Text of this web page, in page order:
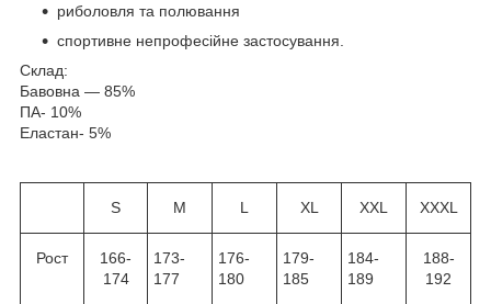
риболовля та полювання
спортивне непрофесійне застосування.
Склад:
Бавовна — 85%
ПА- 10%
Еластан- 5%
S M L XL XXL XXXL
Рост
166-
174
173-
177
176-
180
179-
185
184-
189
188-
192